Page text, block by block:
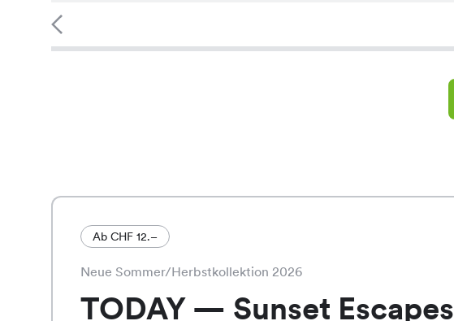
Ab CHF 12.–
Neue Sommer/Herbstkollektion 2026
TODAY — Sunset Escapes